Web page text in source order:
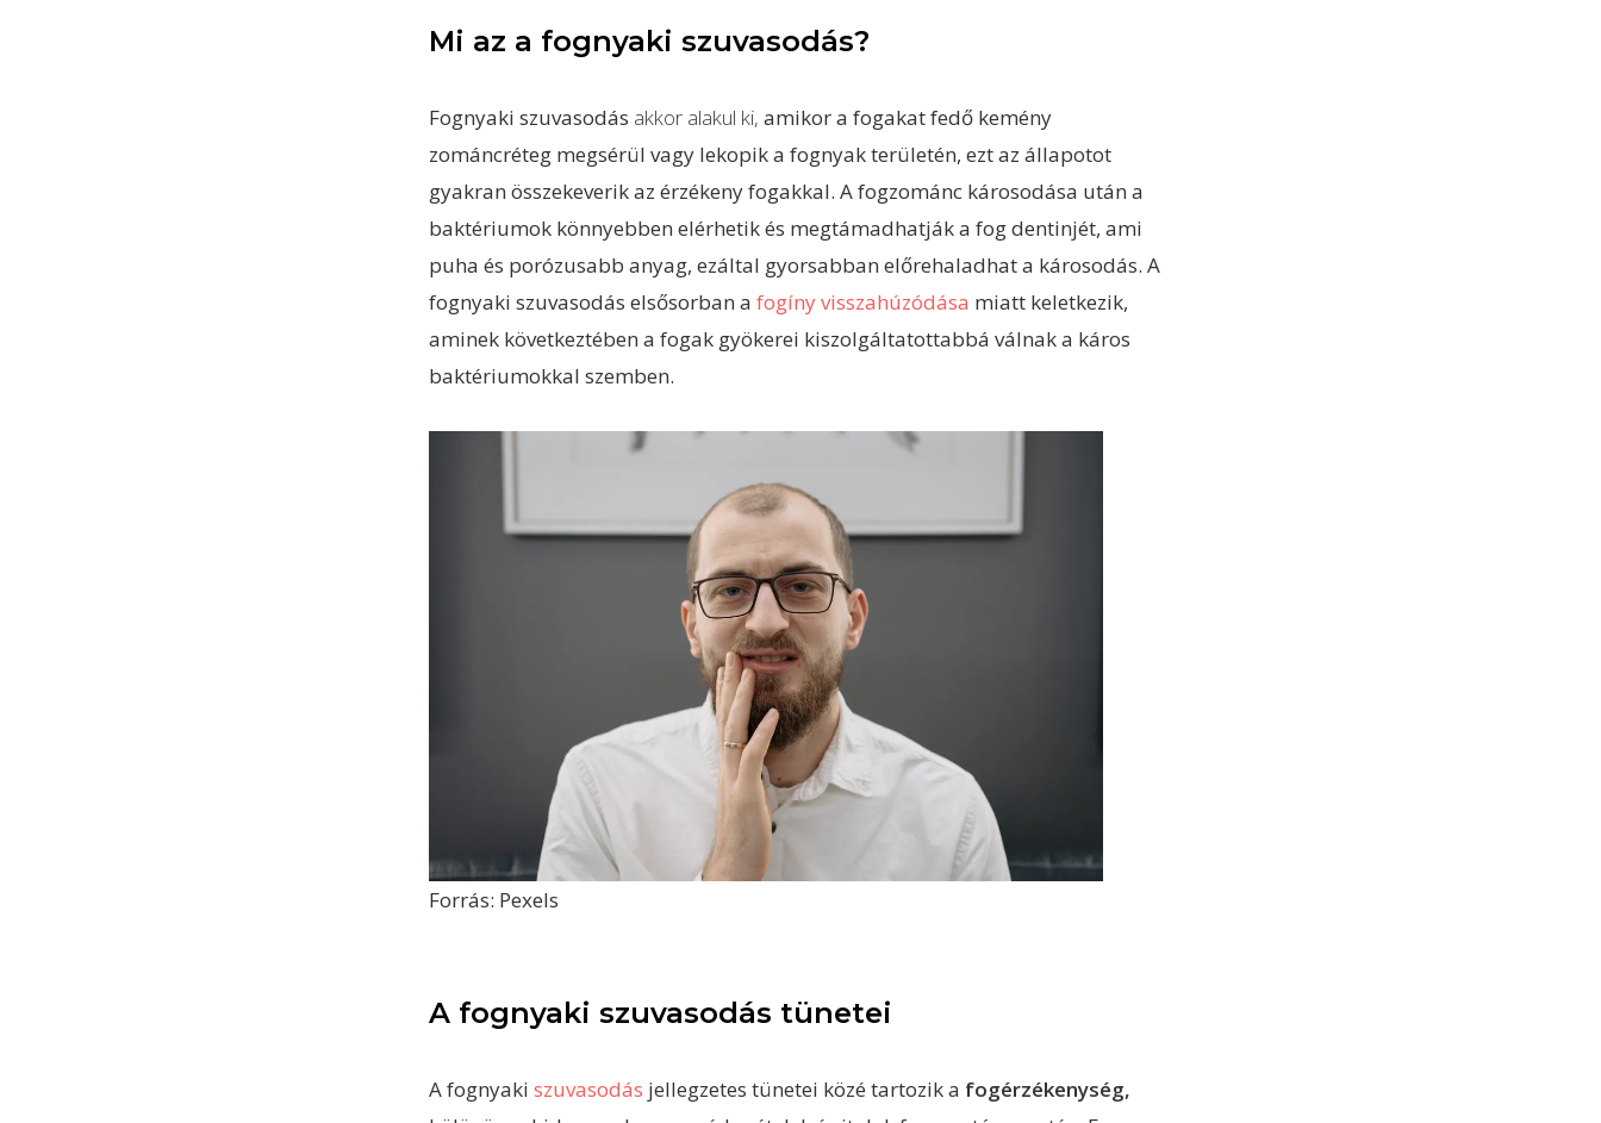
Mi az a fognyaki szuvasodás?
Fognyaki szuvasodás akkor alakul ki, amikor a fogakat fedő kemény
zománcréteg megsérül vagy lekopik a fognyak területén, ezt az állapotot
gyakran összekeverik az érzékeny fogakkal. A fogzománc károsodása után a
baktériumok könnyebben elérhetik és megtámadhatják a fog dentinjét, ami
puha és porózusabb anyag, ezáltal gyorsabban előrehaladhat a károsodás. A
fognyaki szuvasodás elsősorban afogíny visszahúzódása miatt keletkezik,
aminek következtében a fogak gyökerei kiszolgáltatottabbá válnak a káros
baktériumokkal szemben.
Forrás: Pexels
A fognyaki szuvasodás tünetei
A fognyakiszuvasodás jellegzetes tünetei közé tartozik a fogérzékenység,